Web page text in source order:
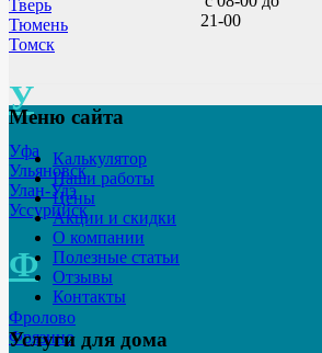
Тверь
Тюмень
Томск
У
Уфа
Ульяновск
Улан-Удэ
Уссурийск
Ф
Фролово
Фрязино
21-00
Меню сайта
Калькулятор
Наши работы
Цены
Акции и скидки
О компании
Полезные статьи
Отзывы
Контакты
Услуги для дома